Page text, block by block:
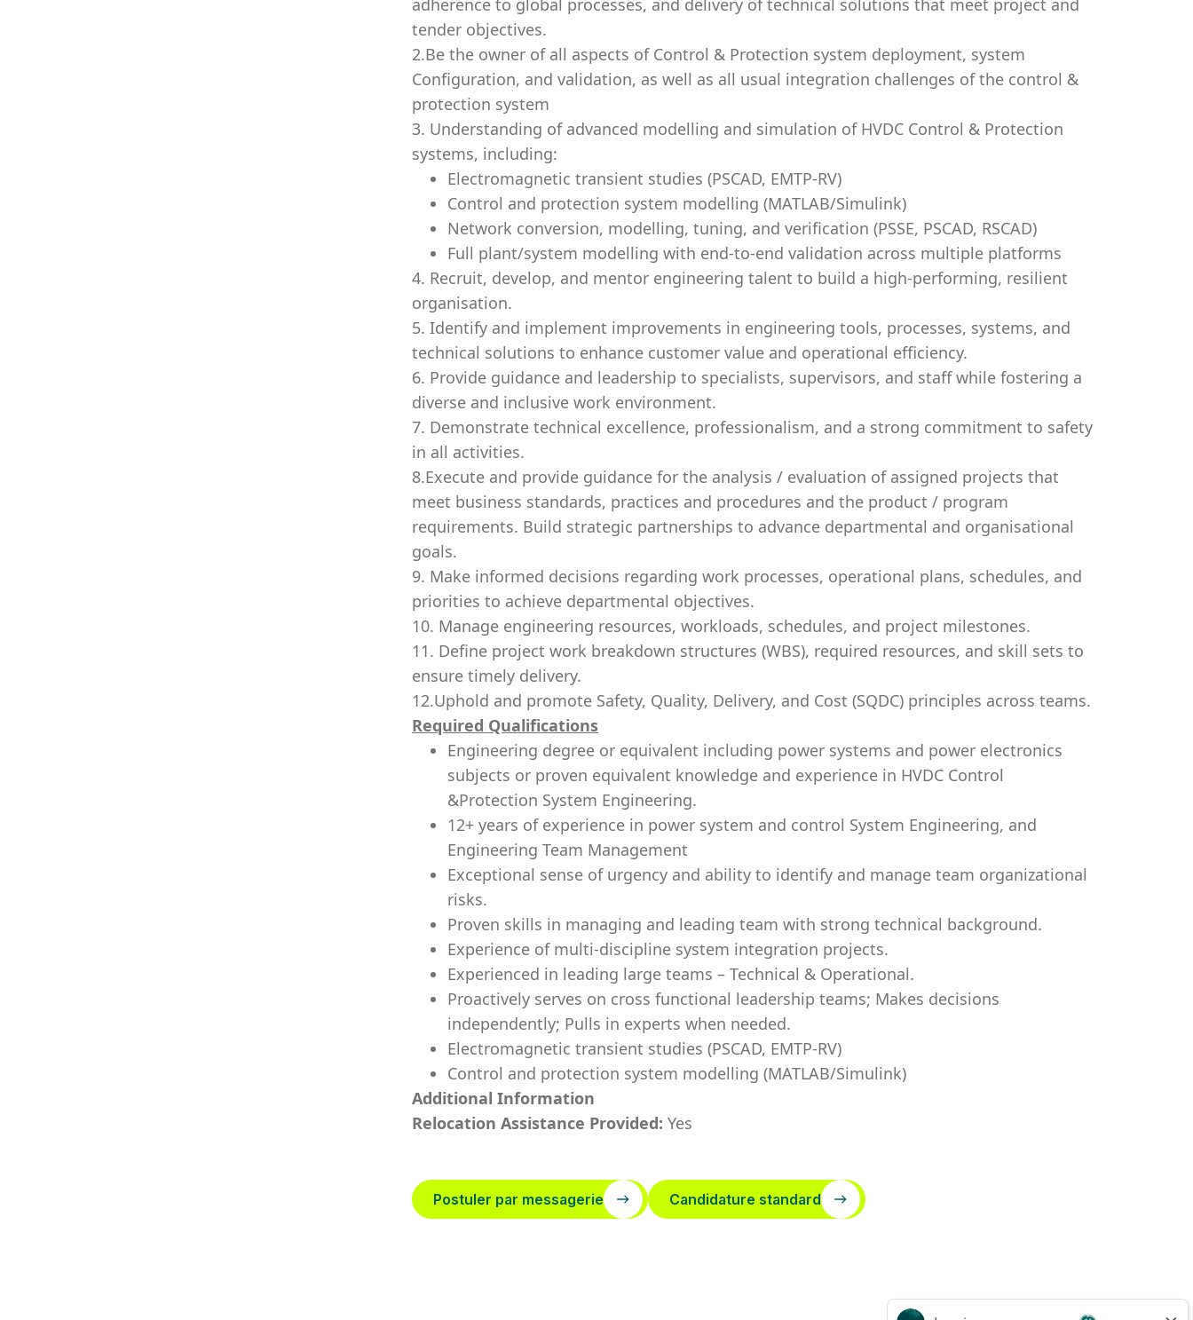
adherence to global processes, and delivery of technical solutions that meet project and
tender objectives.
2.Be the owner of all aspects of Control & Protection system deployment, system
Configuration, and validation, as well as all usual integration challenges of the control &
protection system
3. Understanding of advanced modelling and simulation of HVDC Control & Protection
systems, including:
Electromagnetic transient studies (PSCAD, EMTP-RV)
Control and protection system modelling (MATLAB/Simulink)
Network conversion, modelling, tuning, and verification (PSSE, PSCAD, RSCAD)
Full plant/system modelling with end-to-end validation across multiple platforms
4. Recruit, develop, and mentor engineering talent to build a high-performing, resilient
organisation.
5. Identify and implement improvements in engineering tools, processes, systems, and
technical solutions to enhance customer value and operational efficiency.
6. Provide guidance and leadership to specialists, supervisors, and staff while fostering a
diverse and inclusive work environment.
7. Demonstrate technical excellence, professionalism, and a strong commitment to safety
in all activities.
8.Execute and provide guidance for the analysis / evaluation of assigned projects that
meet business standards, practices and procedures and the product / program
requirements. Build strategic partnerships to advance departmental and organisational
goals.
9. Make informed decisions regarding work processes, operational plans, schedules, and
priorities to achieve departmental objectives.
10. Manage engineering resources, workloads, schedules, and project milestones.
11. Define project work breakdown structures (WBS), required resources, and skill sets to
ensure timely delivery.
12.Uphold and promote Safety, Quality, Delivery, and Cost (SQDC) principles across teams.
Required Qualifications
Engineering degree or equivalent including power systems and power electronics
subjects or proven equivalent knowledge and experience in HVDC Control
&Protection System Engineering.
12+ years of experience in power system and control System Engineering, and
Engineering Team Management
Exceptional sense of urgency and ability to identify and manage team organizational
risks.
Proven skills in managing and leading team with strong technical background.
Experience of multi-discipline system integration projects.
Experienced in leading large teams – Technical & Operational.
Proactively serves on cross functional leadership teams; Makes decisions
independently; Pulls in experts when needed.
Electromagnetic transient studies (PSCAD, EMTP-RV)
Control and protection system modelling (MATLAB/Simulink)
Additional Information
Relocation Assistance Provided: Yes
Postuler par messagerie Candidature standard